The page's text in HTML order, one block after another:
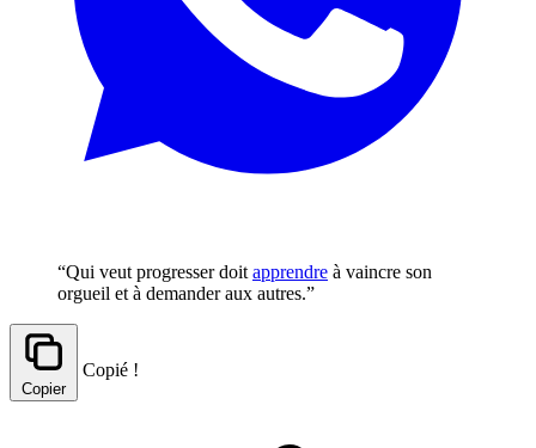
“Qui veut progresser doit apprendre à vaincre son
orgueil et à demander aux autres.”
Copier
Copié !